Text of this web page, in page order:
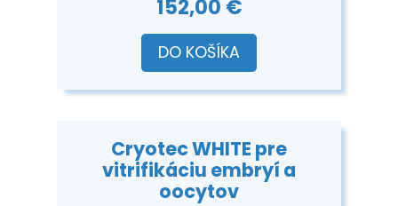
152,00 €
DO KOŠÍKA
Cryotec WHITE pre
vitrifikáciu embryí a
oocytov